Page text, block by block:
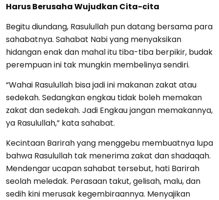
Harus Berusaha Wujudkan Cita-cita
Begitu diundang, Rasulullah pun datang bersama para
sahabatnya. Sahabat Nabi yang menyaksikan
hidangan enak dan mahal itu tiba-tiba berpikir, budak
perempuan ini tak mungkin membelinya sendiri.
“Wahai Rasulullah bisa jadi ini makanan zakat atau
sedekah. Sedangkan engkau tidak boleh memakan
zakat dan sedekah. Jadi Engkau jangan memakannya,
ya Rasulullah,” kata sahabat. ​​​​​
Kecintaan Barirah yang menggebu membuatnya lupa
bahwa Rasulullah tak menerima zakat dan shadaqah.
Mendengar ucapan sahabat tersebut, hati Barirah
seolah meledak. Perasaan takut, gelisah, malu, dan
sedih kini merusak kegembiraannya. Menyajikan